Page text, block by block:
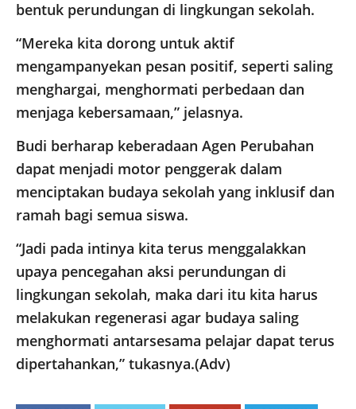
bentuk perundungan di lingkungan sekolah.
“Mereka kita dorong untuk aktif
mengampanyekan pesan positif, seperti saling
menghargai, menghormati perbedaan dan
menjaga kebersamaan,” jelasnya.
Budi berharap keberadaan Agen Perubahan
dapat menjadi motor penggerak dalam
menciptakan budaya sekolah yang inklusif dan
ramah bagi semua siswa.
“Jadi pada intinya kita terus menggalakkan
upaya pencegahan aksi perundungan di
lingkungan sekolah, maka dari itu kita harus
melakukan regenerasi agar budaya saling
menghormati antarsesama pelajar dapat terus
dipertahankan,” tukasnya.(Adv)